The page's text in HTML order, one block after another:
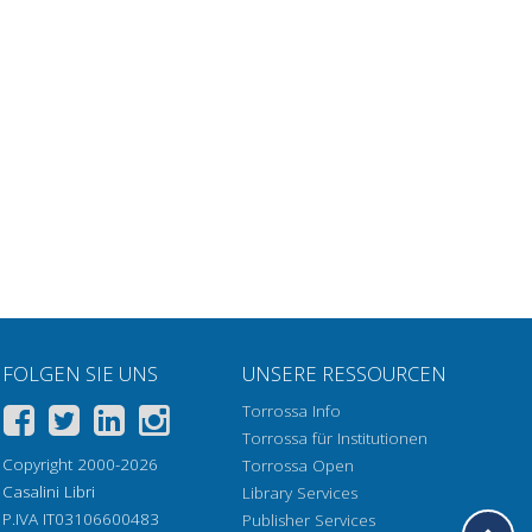
FOLGEN SIE UNS
Copyright 2000-2026
Casalini Libri
P.IVA IT03106600483
UNSERE RESSOURCEN
Torrossa Info
Torrossa für Institutionen
Torrossa Open
Library Services
Publisher Services